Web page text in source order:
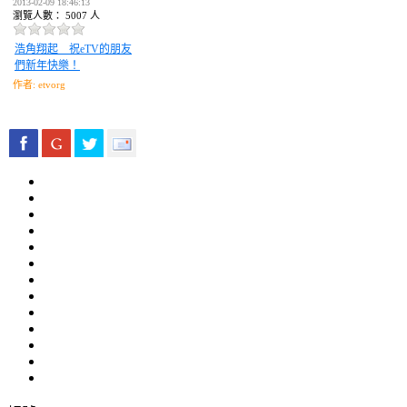
2013-02-09 18:46:13
瀏覽人數： 5007 人
浩角翔起 祝eTV的朋友
們新年快樂！
作者: etvorg